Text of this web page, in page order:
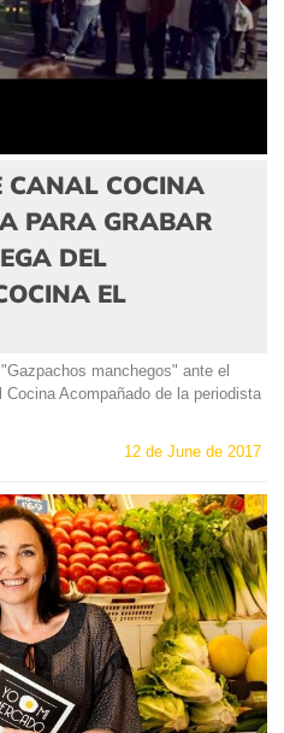
COCINA
PARA GRABAR
DEL
EL
manchegos" ante el
Acompañado de la periodista
12 de June de 2017